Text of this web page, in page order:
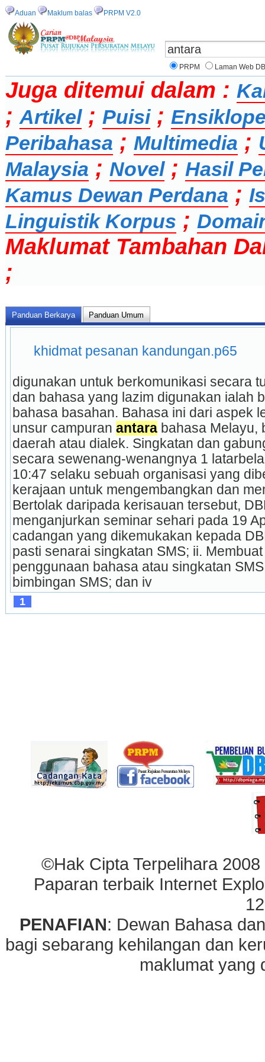
Aduan Maklum balas PRPM V2.0
PRPM Laman Web
Juga ditemui dalam :
; Artikel; Puisi;
Peribahasa ; Multimedia ;
Malaysia ; Novel; Hasil
Kamus Dewan Perdana ;
Linguistik Korpus ;
Maklumat Tambahan
;
Panduan Berkarya Panduan Umum
khidmat pesanan kandungan.p65
digunakan untuk berkomunikasi secara
dan bahasa yang lazim digunakan ialah
bahasa basahan. Bahasa ini dari aspek
unsur campuran antara bahasa Melayu,
daerah atau dialek. Singkatan dan
secara sewenang-wenangnya 1
10:47 selaku sebuah organisasi yang
kerajaan untuk mengembangkan dan
Bertolak daripada kerisauan tersebut,
menganjurkan seminar sehari pada 19
cadangan yang dikemukakan kepada
pasti senarai singkatan SMS; ii.
penggunaan bahasa atau singkatan
bimbingan SMS; dan iv
1
©Hak Cipta Terpelihara
Paparan terbaik Internet
PENAFIAN: Dewan Bahasa
bagi sebarang kehilangan dan
maklumat yang